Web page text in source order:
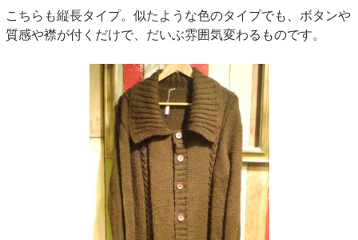
こちらも縦長タイプ。似たような色のタイプでも、ボタンや
質感や襟が付くだけで、だいぶ雰囲気変わるものです。